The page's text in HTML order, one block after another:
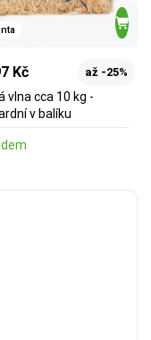
Kč až -25%
vlna cca 10 kg -
v balíku